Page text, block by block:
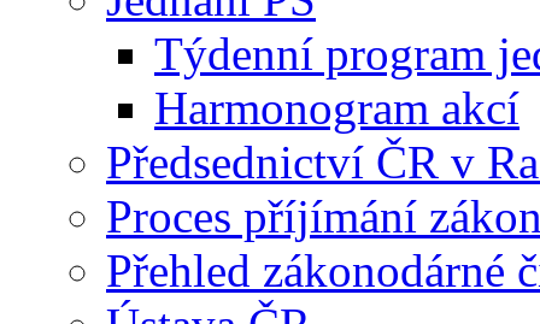
Týdenní program
Harmonogram akcí
Předsednictví ČR v
Proces příjímání
Přehled zákonodárné